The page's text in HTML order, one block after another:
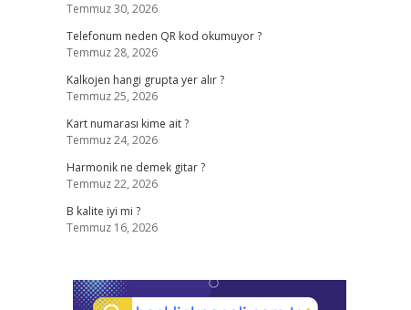
Temmuz 30, 2026
Telefonum neden QR kod okumuyor ?
Temmuz 28, 2026
Kalkojen hangi grupta yer alır ?
Temmuz 25, 2026
Kart numarası kime ait ?
Temmuz 24, 2026
Harmonik ne demek gitar ?
Temmuz 22, 2026
B kalite iyi mi ?
Temmuz 16, 2026